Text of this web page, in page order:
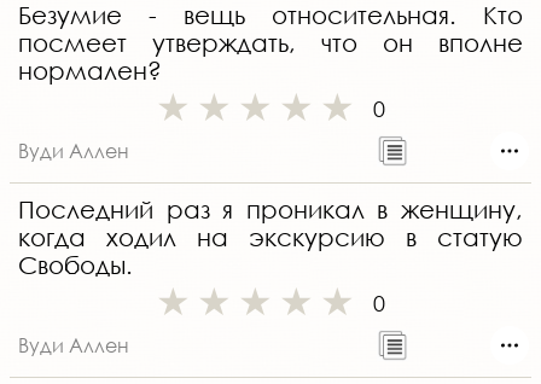
Безумие - вещь относительная. Кто
посмеет утверждать, что он вполне
нормален?
0
Вуди Аллен
Последний раз я проникал в женщину,
когда ходил на экскурсию в статую
Свободы.
0
Вуди Аллен